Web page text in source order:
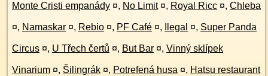
Monte Cristi empanády ¤, No Limit ¤, Royal Ricc ¤, Chleba
¤, Namaskar ¤, Rebio ¤, PF Café ¤, Ilegal ¤, Super Panda
Circus ¤, U Třech čertů ¤, But Bar ¤, Vinný sklípek
Vinarium ¤, Šilingrák ¤, Potrefená husa ¤, Hatsu restaurant